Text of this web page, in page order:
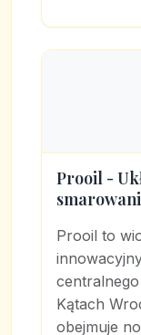
Prooil -
Prooil to
Kątach
obejmuje